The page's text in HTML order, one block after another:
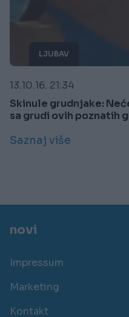
LJUBAV
13.10.16. 21:34
Skinule grudnjake:
sa grudi ovih poznatih
Saznaj više
novi
Impressum
Marketing
Kontakt